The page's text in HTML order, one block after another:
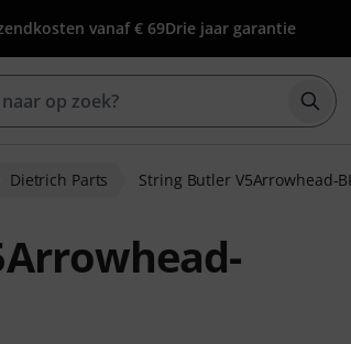
vanaf € 69Drie jaar garantie
Dietrich Parts String Butler V5Arrowhead-